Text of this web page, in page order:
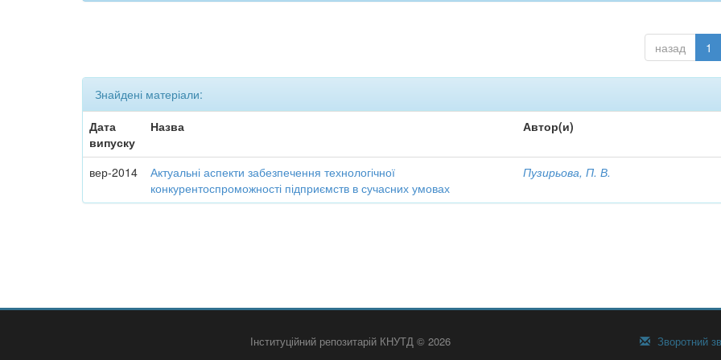
назад 1
Знайдені матеріали:
Дата
випуску
Назва Автор(и)
вер-2014
Актуальні аспекти забезпечення технологічної
конкурентоспроможності підприємств в сучасних умовах
Пузирьова, П. В.
Інституційний репозитарій КНУТД © 2026 Зворотний